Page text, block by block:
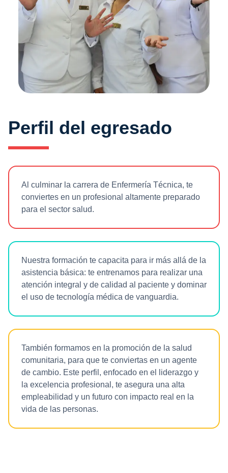
Perfil del egresado
Al culminar la carrera de Enfermería Técnica, te
conviertes en un profesional altamente preparado
para el sector salud.
Nuestra formación te capacita para ir más allá de la
asistencia básica: te entrenamos para realizar una
atención integral y de calidad al paciente y dominar
el uso de tecnología médica de vanguardia.
También formamos en la promoción de la salud
comunitaria, para que te conviertas en un agente
de cambio. Este perfil, enfocado en el liderazgo y
la excelencia profesional, te asegura una alta
empleabilidad y un futuro con impacto real en la
vida de las personas.